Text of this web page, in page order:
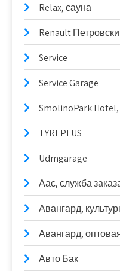
Relax, сауна
Renault
Service
Service Garage
SmolinoPark
TYREPLUS
Udmgarage
Аас, служба
Авангард,
Авангард,
Авто Бак